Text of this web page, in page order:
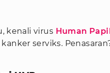
kenali virus Human
serviks.